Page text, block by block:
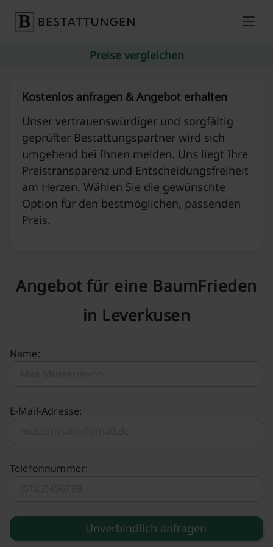
Preise vergleichen
Kostenlos anfragen & Angebot erhalten
Unser vertrauenswürdiger und sorgfältig
geprüfter Bestattungspartner wird sich
umgehend bei Ihnen melden. Uns liegt Ihre
Preistransparenz und Entscheidungsfreiheit
am Herzen. Wählen Sie die gewünschte
Option für den bestmöglichen, passenden
Preis.
Angebot für eine BaumFrieden
in Leverkusen
Name:
E-Mail-Adresse:
Telefonnummer: